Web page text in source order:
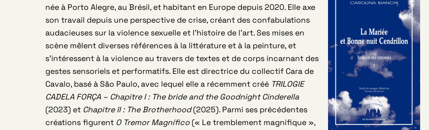
née à Porto Alegre, au Brésil, et habitant en Europe depuis 2020. Elle axe
son travail depuis une perspective de crise, créant des confabulations
audacieuses sur la violence sexuelle et l’histoire de l’art. Ses mises en
scène mêlent diverses références à la littérature et à la peinture, et
s’intéressent à la violence au travers de textes et de corps incarnant des
gestes sensoriels et performatifs. Elle est directrice du collectif Cara de
Cavalo, basé à São Paulo, avec lequel elle a récemment créé TRILOGIE
CADELA FORÇA – Chapitre I : The bride and the Goodnight Cinderella
(2023) et Chapitre II : The Brotherhood(2025). Parmi ses précédentes
créations figurent O Tremor Magnífico (« Le tremblement magnifique »,